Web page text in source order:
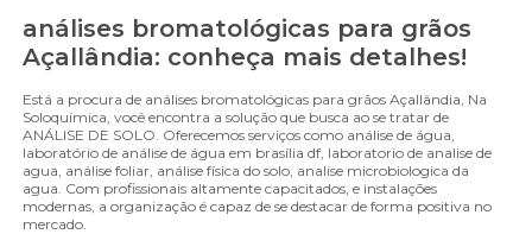
análises bromatológicas para grãos
Açallândia: conheça mais detalhes!
Está a procura de análises bromatológicas para grãos Açallândia, Na
Soloquímica, você encontra a solução que busca ao se tratar de
ANÁLISE DE SOLO. Oferecemos serviços como análise de água,
laboratório de análise de água em brasília df, laboratorio de analise de
agua, análise foliar, análise física do solo, analise microbiologica da
agua. Com profissionais altamente capacitados, e instalações
modernas, a organização é capaz de se destacar de forma positiva no
mercado.